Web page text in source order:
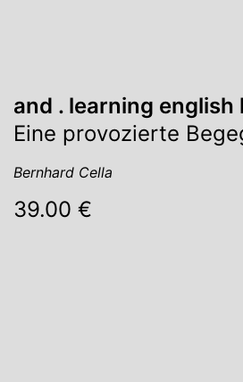
and . learning english
Eine provozierte
Bernhard Cella
39.00 €